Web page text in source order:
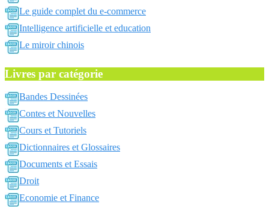
Le guide complet du e-commerce
Intelligence artificielle et education
Le miroir chinois
Livres par catégorie
Bandes Dessinées
Contes et Nouvelles
Cours et Tutoriels
Dictionnaires et Glossaires
Documents et Essais
Droit
Economie et Finance